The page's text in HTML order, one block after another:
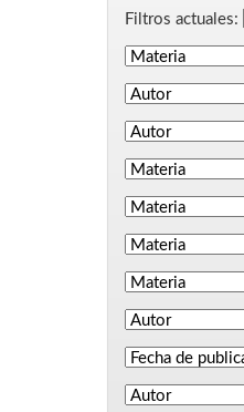
Filtros actuales: